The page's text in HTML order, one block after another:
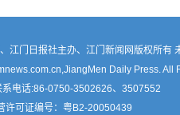
江门日报社主办、江门新闻网版权所有
Daily Press. All
系电话:86-0750-3502626、3507552
许可证编号： 粤B2-20050439